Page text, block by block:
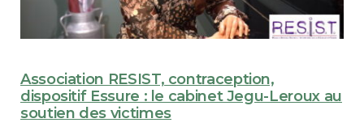
Association RESIST, contraception,
dispositif Essure : le cabinet Jegu-Leroux au
soutien des victimes